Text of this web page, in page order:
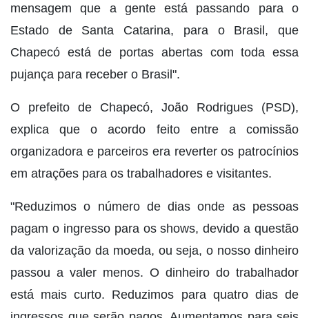
mensagem que a gente está passando para o
Estado de Santa Catarina, para o Brasil, que
Chapecó está de portas abertas com toda essa
pujança para receber o Brasil".
O prefeito de Chapecó, João Rodrigues (PSD),
explica que o acordo feito entre a comissão
organizadora e parceiros era reverter os patrocínios
em atrações para os trabalhadores e visitantes.
"Reduzimos o número de dias onde as pessoas
pagam o ingresso para os shows, devido a questão
da valorização da moeda, ou seja, o nosso dinheiro
passou a valer menos. O dinheiro do trabalhador
está mais curto. Reduzimos para quatro dias de